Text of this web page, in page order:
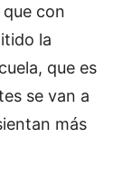
con
la
que es
se van a
más